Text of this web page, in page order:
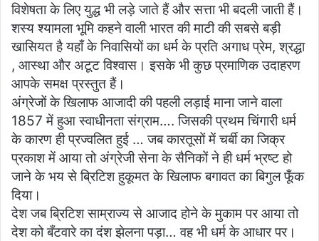
विशेषता के लिए युद्ध भी लड़े जाते हैं और सत्ता भी बदली जाती हैं।
शस्य श्यामला भूमि कहने वाली भारत की माटी की सबसे बड़ी
खासियत है यहाँ के निवासियों का धर्म के प्रति अगाध प्रेम, श्रद्धा
, आस्था और अटूट विश्वास। इसके भी कुछ प्रमाणिक उदाहरण
आपके समक्ष प्रस्तुत हैं।
अंग्रेजों के खिलाफ आजादी की पहली लड़ाई माना जाने वाला
1857 में हुआ स्वाधीनता संग्राम…. जिसकी प्रथम चिंगारी धर्म
के कारण ही प्रज्वलित हुई … जब कारतूसों में चर्बी का जिक्र
प्रकाश में आया तो अंग्रेजी सेना के सैनिकों ने ही धर्म भ्रष्ट हो
जाने के भय से ब्रिटिश हुकूमत के खिलाफ बगावत का बिगुल फूँक
दिया।
देश जब ब्रिटिश साम्राज्य से आजाद होने के मुकाम पर आया तो
देश को बँटवारे का दंश झेलना पड़ा… वह भी धर्म के आधार पर।